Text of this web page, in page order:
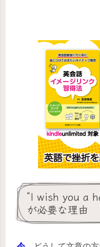
“I wish you a
が必要な理由